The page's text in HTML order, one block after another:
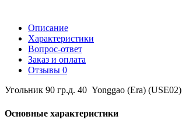
Описание
Характеристики
Вопрос-ответ
Заказ и оплата
Отзывы 0
Угольник 90 гр.д. 40 Yonggao (Era) (USE02)
Основные характеристики